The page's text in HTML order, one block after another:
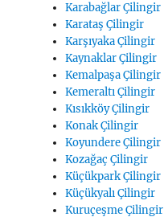
Karabağlar Çilingir
Karataş Çilingir
Karşıyaka Çilingir
Kaynaklar Çilingir
Kemalpaşa Çilingir
Kemeraltı Çilingir
Kısıkköy Çilingir
Konak Çilingir
Koyundere Çilingir
Kozağaç Çilingir
Küçükpark Çilingir
Küçükyalı Çilingir
Kuruçeşme Çilingir